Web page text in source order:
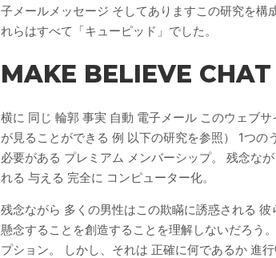
子メールメッセージ そしてありますこの研究を構
れらはすべて「キューピッド」でした。
MAKE BELIEVE
横に 同じ 輪郭 事実 自動 電子メール このウェブ
が見ることができる 例 以下の研究を参照） 1つ
必要がある プレミアム メンバーシップ。 残念な
れる 与える 完全に コンピューター化。
残念ながら 多くの男性はこの欺瞞に誘惑される
懸念することを創造することを理解しないだろう
プション。 しかし、それは 正確に何であるか 進行